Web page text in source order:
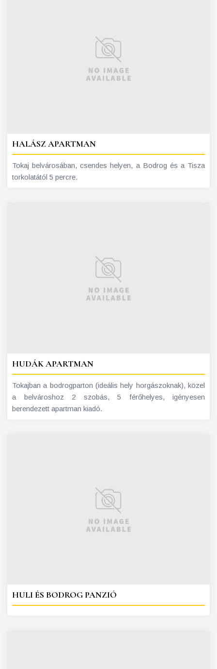
HALÁSZ APARTMAN
Tokaj belvárosában, csendes helyen, a Bodrog és a Tisza
torkolatától 5 percre.
HUDÁK APARTMAN
Tokajban a bodrogparton (ideális hely horgászoknak), közel
a belvároshoz 2 szobás, 5 férőhelyes, igényesen
berendezett apartman kiadó.
HULI ÉS BODROG PANZIÓ